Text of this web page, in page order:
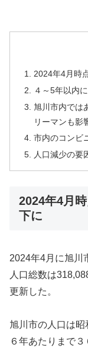
2024年4月時
４～5年以内
旭川市内では
リーマンも影
市内のコンビ
人口減少の要
2024年4月
下に
2024年4月に旭川
人口総数は
更新した。
旭川市の人口は昭
６年あたりまで